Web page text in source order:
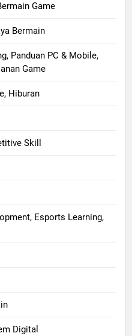
Game
Bermain
Panduan PC & Mobile,
Game
Hiburan
Skill
Esports Learning,
Digital